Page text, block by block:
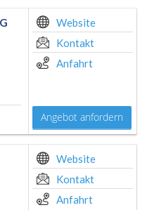
Website
Kontakt
Anfahrt
Angebot anfordern
Website
Kontakt
Anfahrt